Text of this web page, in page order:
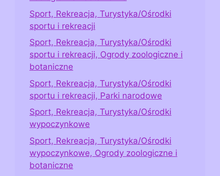
Sport, Rekreacja, Turystyka/Ośrodki
sportu i rekreacji
Sport, Rekreacja, Turystyka/Ośrodki
sportu i rekreacji, Ogrody zoologiczne i
botaniczne
Sport, Rekreacja, Turystyka/Ośrodki
sportu i rekreacji, Parki narodowe
Sport, Rekreacja, Turystyka/Ośrodki
wypoczynkowe
Sport, Rekreacja, Turystyka/Ośrodki
wypoczynkowe, Ogrody zoologiczne i
botaniczne